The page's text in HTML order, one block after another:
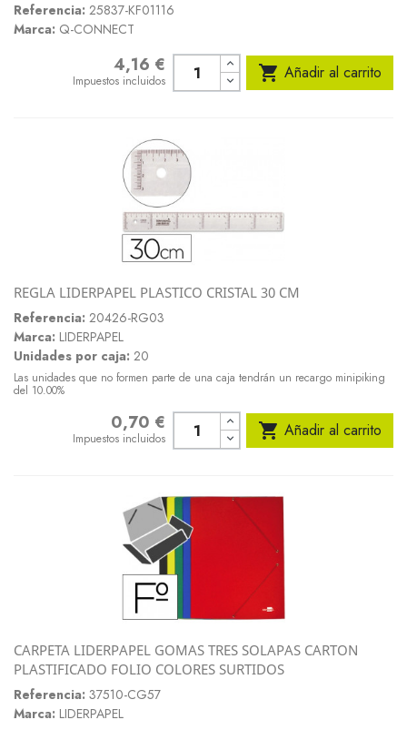
Referencia: 25837-KF01116
Marca: Q-CONNECT
4,16 €
Impuestos incluidos  Añadir al carrito
REGLA LIDERPAPEL PLASTICO CRISTAL 30 CM
Referencia: 20426-RG03
Marca: LIDERPAPEL
Unidades por caja: 20
Las unidades que no formen parte de una caja tendrán un recargo minipiking
del 10.00%
0,70 €
Impuestos incluidos  Añadir al carrito
CARPETA LIDERPAPEL GOMAS TRES SOLAPAS CARTON
PLASTIFICADO FOLIO COLORES SURTIDOS
Referencia: 37510-CG57
Marca: LIDERPAPEL